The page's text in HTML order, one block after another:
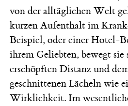
von der alltäglichen Welt
kurzen Aufenthalt im
Beispiel, oder einer Hotel-
ihrem Geliebten, bewegt
erschöpften Distanz und
geschnittenen Lächeln wie
Wirklichkeit. Im